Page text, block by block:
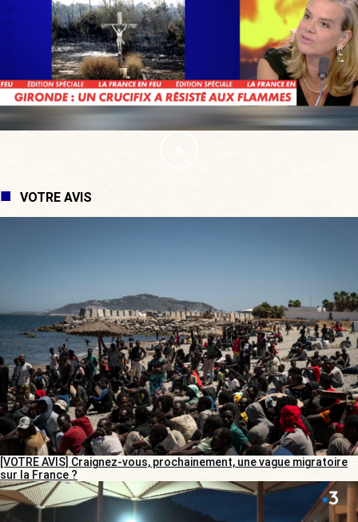
VOTRE AVIS
[VOTRE AVIS] Craignez-vous, prochainement, une vague migratoire
sur la France ?